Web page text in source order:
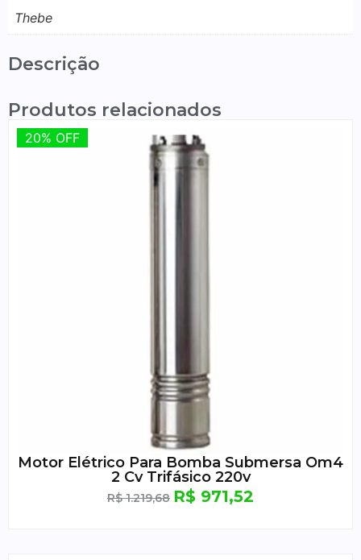
Thebe
Descrição
Produtos relacionados
20% OFF
20% OFF
Motor Elétrico Para Bomba Submersa Om4
2 Cv Trifásico 220v
R$1.219,68 R$ 971,52